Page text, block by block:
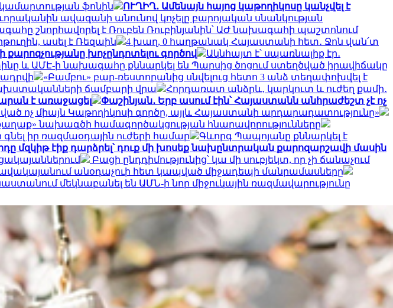
ֆոնին
ՈՒՂԻՂ․ Ամենայն հայոց կաթողիկոսը կանչվել է
ավազանի անունով կոչելը բարոյական սնանկության
շնորհավորել է Ռուբեն Ռուբինյանին՝ ԱԺ նախագահի պաշտոնում
ասել է Ռեզաին
4 խաղ, 0 հաղթանակ Հայաստանի հետ․ Ջոն վան՛տ
խոչընդոտելու գործով
Ակնհայտ է՝ սպառնալիք էր․
և ԱՄԷ-ի նախագահը քննարկել են Պարսից ծոցում ստեղծված իրավիճակը
«Բամբու» բար-ռեստորանից սնվելուց հետո 3 անձ տեղափոխվել է
ճամբարի վրա
Հորդառատ անձրև, կարկուտ և ուժեղ քամի․
է առաջացել
Փաշինյան․ Երբ ասում էին՝ Հայաստանն անհրաժեշտ չէ ոչ
ոչ միայն Կաթողիկոսի գործը, այլև Հայաստանի արդարադատությունը»
նախագծի համագործակցության հնարավորությունները
գնել իր ռազմաօդային ուժերի համար
Գևորգ Պապոյանը քննարկել է
մզկիթ էիք դարձրել՝ դուք մի խոսեք նախընտրական քարոզարշավի մասին
Բացի ընդդիմությունից՝ կա մի սուբյեկտ, որ չի ճանաչում
անօդաչուի հետ կապված միջադեպի մանրամասները
մեկնաբանել են ԱՄՆ-ի նոր միջուկային ռազմավարությունը